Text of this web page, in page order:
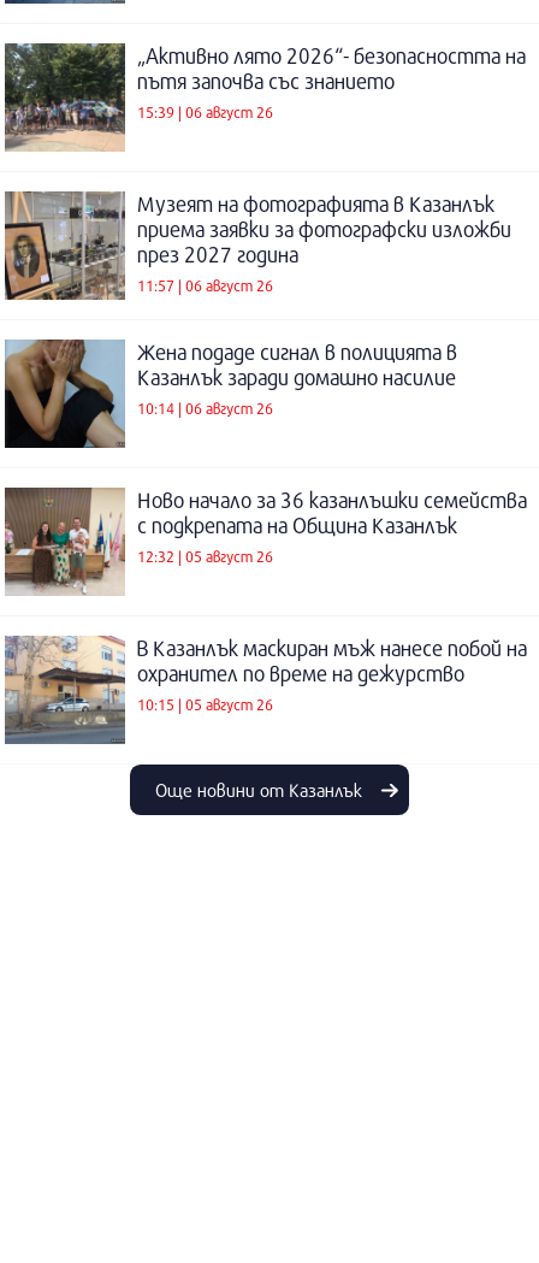
„Активно лято 2026“- безопасността на
пътя започва със знанието
15:39 | 06 август 26
Музеят на фотографията в Казанлък
приема заявки за фотографски изложби
през 2027 година
11:57 | 06 август 26
Жена подаде сигнал в полицията в
Казанлък заради домашно насилие
10:14 | 06 август 26
Ново начало за 36 казанлъшки семейства
с подкрепата на Община Казанлък
12:32 | 05 август 26
В Казанлък маскиран мъж нанесе побой на
охранител по време на дежурство
10:15 | 05 август 26
Още новини от Казанлък